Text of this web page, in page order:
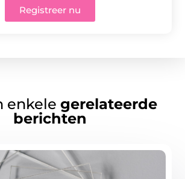
Registreer nu
enkele gerelateerde
berichten